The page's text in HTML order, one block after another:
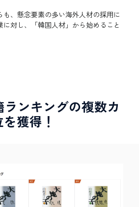
も、懸念要素の多い海外人材の採用に
対し、「韓国人材」から始めること
ランキングの複数カ
獲得！